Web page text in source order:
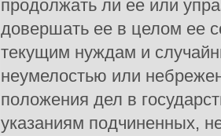
продолжать ли ее или
довершать ее в целом ее
текущим нуждам и
неумелостью или
положения дел в
указаниям подчиненных,